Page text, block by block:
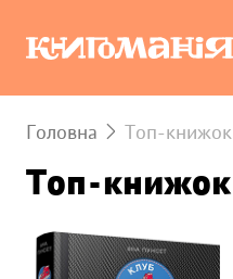
Головна Топ-книжок
Топ-книжок